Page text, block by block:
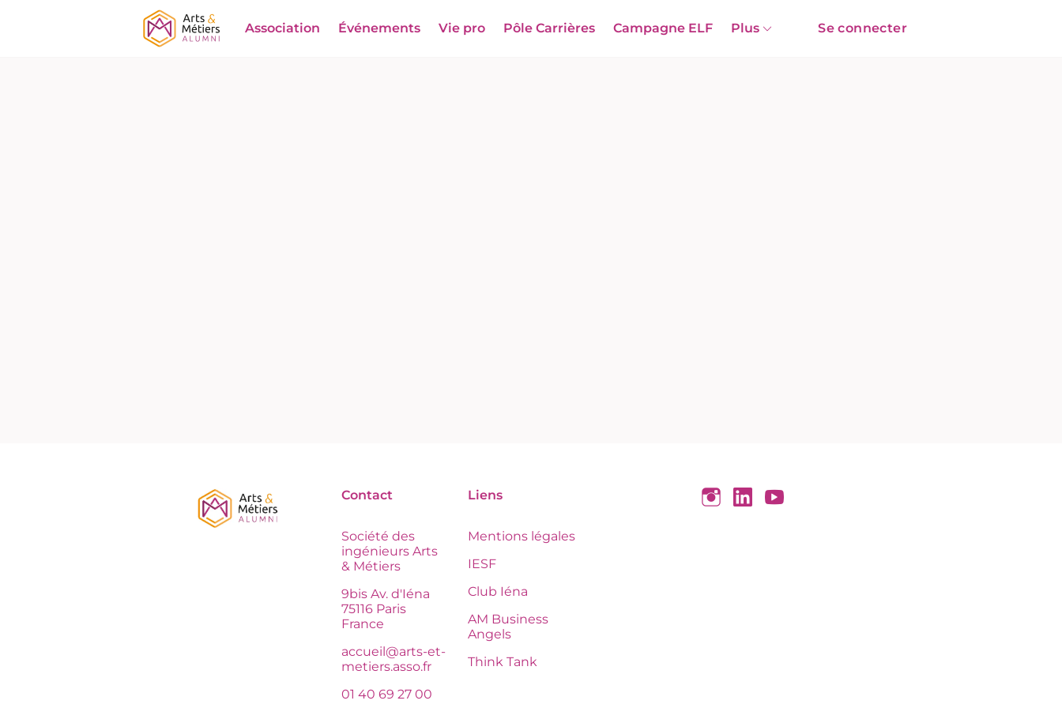
Association Événements Vie pro Pôle Carrières Campagne ELF Plus Se connecter
Contact
Société des
ingénieurs Arts
& Métiers
9bis Av. d'Iéna
75116 Paris
France
accueil@arts-et-
metiers.asso.fr
01 40 69 27 00
Liens
Mentions légales
IESF
Club Iéna
AM Business
Angels
Think Tank